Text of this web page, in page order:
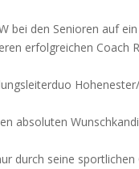
bei den Senioren auf
erfolgreichen Coach
absoluten
durch seine